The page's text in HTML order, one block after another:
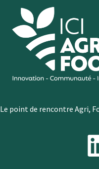
Le point de rencontre Agri,